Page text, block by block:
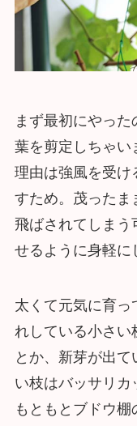
まず最初にやっ
葉を剪定しちゃい
理由は強風を受け
すため。茂ったま
飛ばされてしま
せるように身軽に
太くて元気に育
れしている小さい
とか、新芽が出
い枝はバッサリカ
もともとブドウ